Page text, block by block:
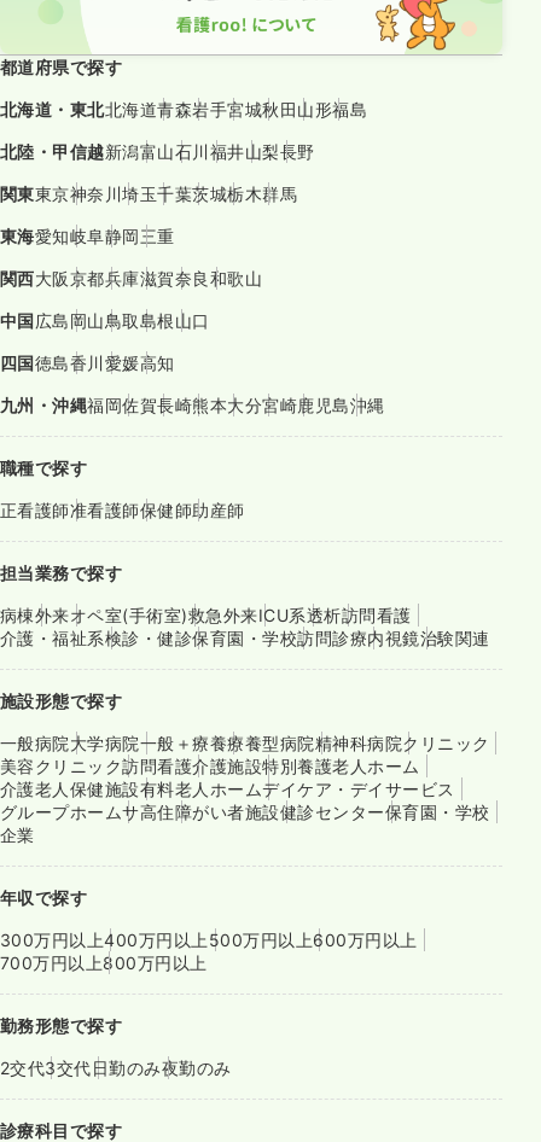
都道府県で探す
北海道・東北北海道青森岩手宮城秋田山形福島
北陸・甲信越新潟富山石川福井山梨長野
関東東京神奈川埼玉千葉茨城栃木群馬
東海愛知岐阜静岡三重
関西大阪京都兵庫滋賀奈良和歌山
中国広島岡山鳥取島根山口
四国徳島香川愛媛高知
九州・沖縄福岡佐賀長崎熊本大分宮崎鹿児島沖縄
職種で探す
正看護師准看護師保健師助産師
担当業務で探す
病棟外来オペ室(手術室)救急外来ICU系透析訪問看護
介護・福祉系検診・健診保育園・学校訪問診療内視鏡治験関連
施設形態で探す
一般病院大学病院一般＋療養療養型病院精神科病院クリニック
美容クリニック訪問看護介護施設特別養護老人ホーム
介護老人保健施設有料老人ホームデイケア・デイサービス
グループホームサ高住障がい者施設健診センター保育園・学校
企業
年収で探す
300万円以上400万円以上 500万円以上600万円以上
700万円以上800万円以上
勤務形態で探す
2交代3交代日勤のみ夜勤のみ
診療科目で探す